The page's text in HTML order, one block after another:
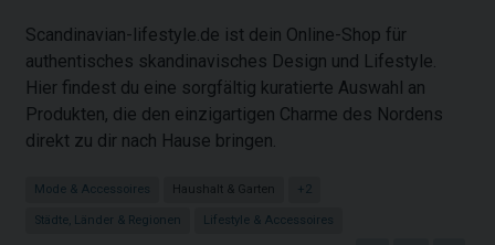
Scandinavian-lifestyle.de ist dein Online-Shop für
authentisches skandinavisches Design und Lifestyle.
Hier findest du eine sorgfältig kuratierte Auswahl an
Produkten, die den einzigartigen Charme des Nordens
direkt zu dir nach Hause bringen.
Mode & Accessoires Haushalt & Garten +2
Städte, Länder & Regionen Lifestyle & Accessoires